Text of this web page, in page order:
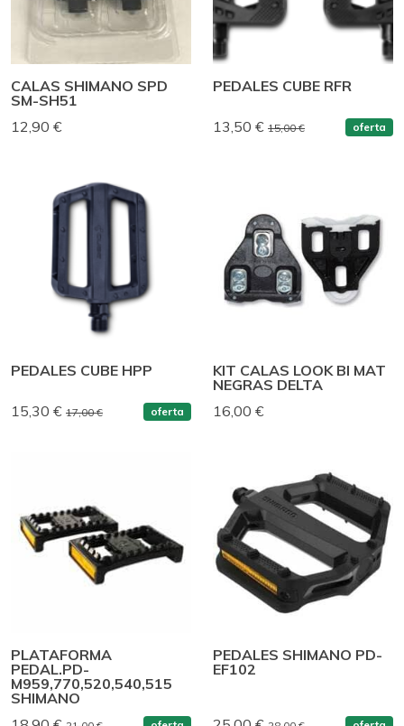
CALAS SHIMANO SPD
SM-SH51
12,90 €
PEDALES CUBE RFR
13,50 € 15,00 € oferta
PEDALES CUBE HPP
15,30 € 17,00 € oferta
KIT CALAS LOOK BI MAT
NEGRAS DELTA
16,00 €
PLATAFORMA
PEDAL.PD-
M959,770,520,540,515
SHIMANO
PEDALES SHIMANO PD-
EF102